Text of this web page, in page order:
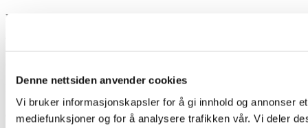
Denne nettsiden anvender cookies
Vi bruker informasjonskapsler for å gi innhold og annonser
mediefunksjoner og for å analysere trafikken vår. Vi deler
Pascal Drift AS
E-post:post@pascal.no
Om Pascal